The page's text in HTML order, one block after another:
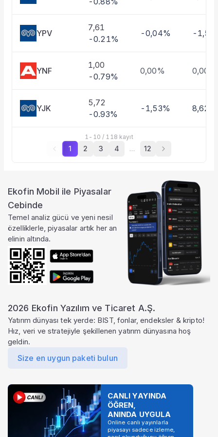
YPV
7,61
-0.21%
-0,04% -
YNF
1,00
-0.79%
0,00% 0,00%
YJK
5,72
-0.93%
-1,53% 8,62%
1 - 10 / 118 kayıt
1 2 3 4 … 12
Ekofin Mobil ile Piyasalar
Cebinde
Temel analiz gücü ve yeni nesil
özelliklerle, piyasalar artık her an
elinin altında.
2026 Ekofin Yazılım ve Ticaret A.Ş.
Yatırım dünyası tek yerde: BIST, fonlar, endeksler & kripto!
Hız, veri ve stratejiyle şekillenen yatırım dünyasına hoş
geldin.
Size en uygun paketi bulun
CANLI YAYINDA
ÖĞREN,
ANINDA UYGULA
Online canlı yayınlarla
piyasayı sadece izleme,